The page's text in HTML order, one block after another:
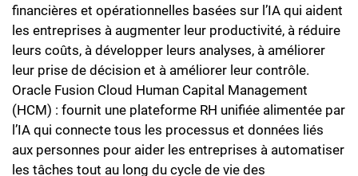
financières et opérationnelles basées sur l’IA qui aident
les entreprises à augmenter leur productivité, à réduire
leurs coûts, à développer leurs analyses, à améliorer
leur prise de décision et à améliorer leur contrôle.
Oracle Fusion Cloud Human Capital Management
(HCM) : fournit une plateforme RH unifiée alimentée par
l’IA qui connecte tous les processus et données liés
aux personnes pour aider les entreprises à automatiser
les tâches tout au long du cycle de vie des